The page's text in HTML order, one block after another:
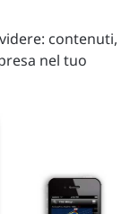
contenuti,
nel tuo